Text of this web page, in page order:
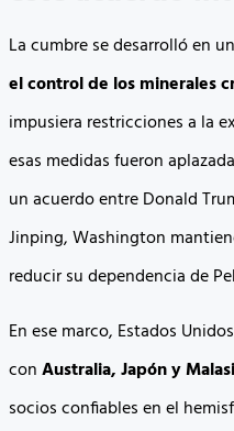
La cumbre se desarrolló en
el control de los minerales
impusiera restricciones a la
esas medidas fueron
un acuerdo entre Donald
Jinping, Washington
reducir su dependencia de
En ese marco, Estados
conAustralia, Japón y
socios confiables en el